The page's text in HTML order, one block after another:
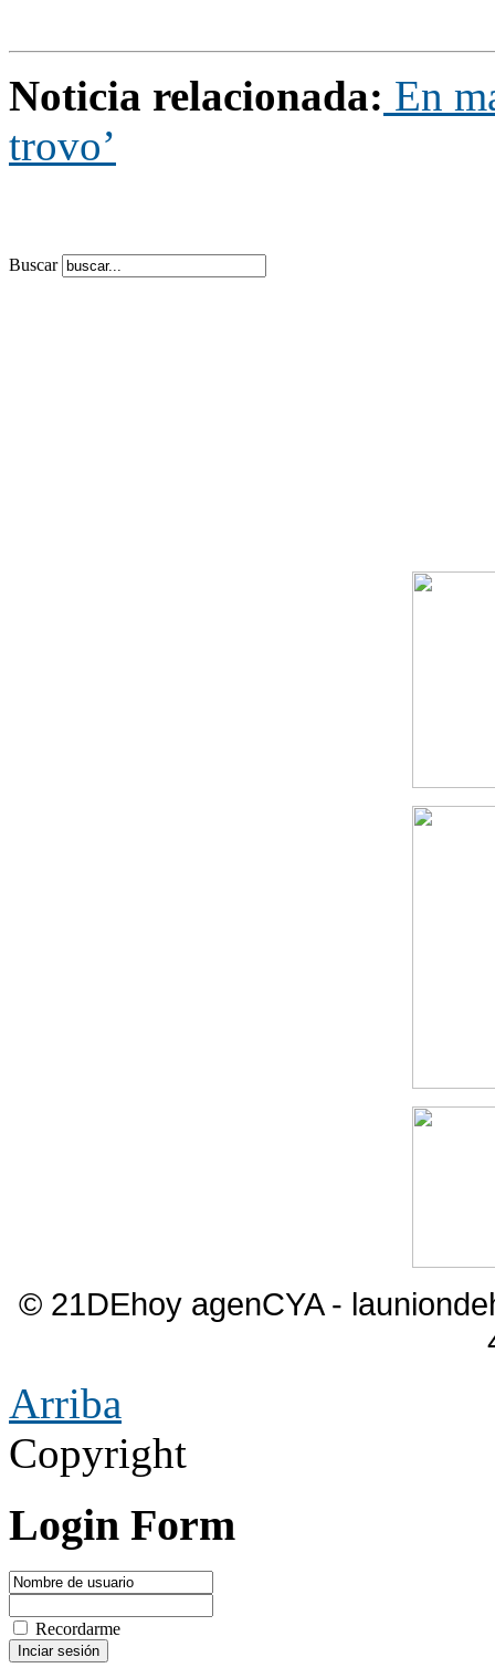
Noticia relacionada: En
trovo’
Buscar
© 21DEhoy agenCYA -
Arriba
Copyright
Login Form
Recordarme